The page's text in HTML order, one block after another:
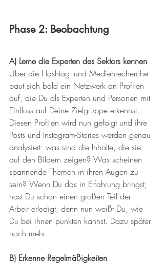
Phase 2: Beobachtung
A) Lerne die Experten des Sektors kennen
Über die Hashtag- und Medienrecherche
baut sich bald ein Netzwerk an Profilen
auf, die Du als Experten und Personen mit
Einfluss auf Deine Zielgruppe erkennst.
Diesen Profilen wird nun gefolgt und ihre
Posts und Instagram-Stories werden genau
analysiert: was sind die Inhalte, die sie
auf den Bildern zeigen? Was scheinen
spannende Themen in ihren Augen zu
sein? Wenn Du das in Erfahrung bringst,
hast Du schon einen großen Teil der
Arbeit erledigt, denn nun weißt Du, wie
Du bei ihnen punkten kannst. Dazu später
noch mehr.
B) Erkenne Regelmäßigkeiten